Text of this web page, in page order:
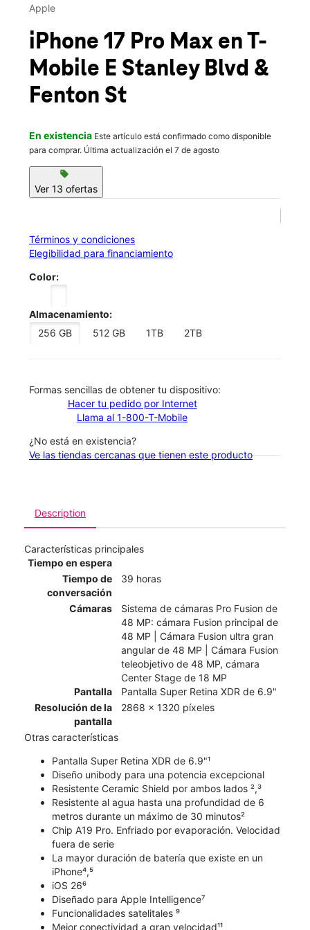
Jue.:
1108 E Stanley Blvd Livermore, CA 94550
Apple
iPhone 17 Pro Max en T-
Mobile E Stanley Blvd &
Fenton St
En existencia Este artículo está confirmado como disponible
para comprar. Última actualización el 7 de agosto
sell
Ver 13 ofertas
Términos y condiciones
Elegibilidad para financiamiento
Color:
Almacenamiento:
256 GB
512 GB 1TB 2TB
​​​​​​​Formas sencillas de obtener tu dispositivo:
Hacer tu pedido por Internet
Llama al 1-800-T-Mobile
¿No está en existencia?
Ve las tiendas cercanas que tienen este producto
Description
Características principales
Tiempo en espera
Tiempo de
conversación
39 horas
Cámaras
Sistema de cámaras Pro Fusion de
48 MP: cámara Fusion principal de
48 MP | Cámara Fusion ultra gran
angular de 48 MP | Cámara Fusion
teleobjetivo de 48 MP, cámara
Center Stage de 18 MP
Pantalla
Pantalla Super Retina XDR de 6.9"
Resolución de la
pantalla
2868 x 1320 píxeles
Otras características
Pantalla Super Retina XDR de 6.9"¹
Diseño unibody para una potencia excepcional
Resistente Ceramic Shield por ambos lados ²,³
Resistente al agua hasta una profundidad de 6
metros durante un máximo de 30 minutos²
Chip A19 Pro. Enfriado por evaporación. Velocidad
fuera de serie
La mayor duración de batería que existe en un
iPhone⁴,⁵
iOS 26⁶
Diseñado para Apple Intelligence⁷
Funcionalidades satelitales ⁹
Mejor conectividad a gran velocidad¹¹